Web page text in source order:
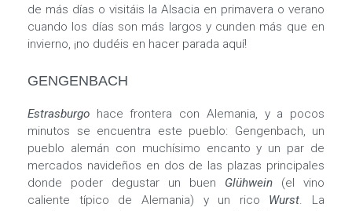
de más días o visitáis la Alsacia en primavera o verano
cuando los días son más largos y cunden más que en
invierno, ¡no dudéis en hacer parada aquí!
GENGENBACH
Estrasburgo hace frontera con Alemania, y a pocos
minutos se encuentra este pueblo: Gengenbach, un
pueblo alemán con muchísimo encanto y un par de
mercados navideños en dos de las plazas principales
donde poder degustar un buen Glühwein (el vino
caliente típico de Alemania) y un rico Wurst. La